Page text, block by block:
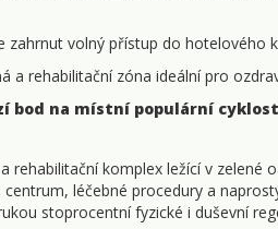
zahrnut volný přístup do hotelového
a rehabilitační zóna ideální pro
bod na místní populární
rehabilitační komplex ležící v zelené
centrum, léčebné procedury a
stoprocentní fyzické i duševní